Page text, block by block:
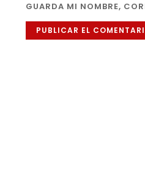
GUARDA MI NOMBRE,